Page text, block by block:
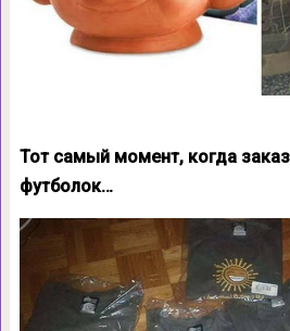
Тот самый момент, когда
футболок…